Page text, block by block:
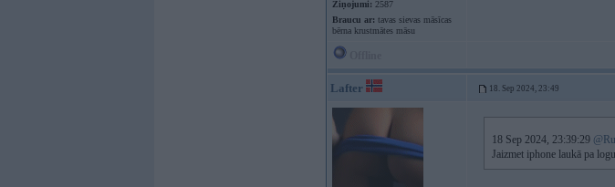
Ziņojumi: 2587
Braucu ar: tavas sievas māsīcas
bērna krustmātes māsu
Lafter 18. Sep 2024, 23:49
18 Sep 2024, 23:39:29
Jaizmet iphone laukā pa